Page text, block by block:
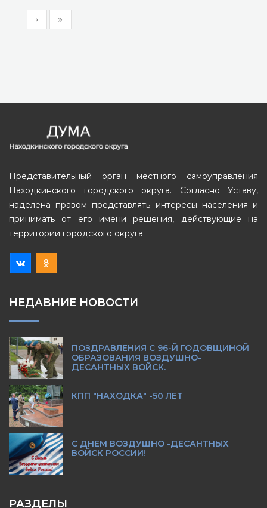
Представительный орган местного самоуправления
Находкинского городского округа. Согласно Уставу,
наделена правом представлять интересы населения и
принимать от его имени решения, действующие на
территории городского округа
НЕДАВНИЕ НОВОСТИ
ПОЗДРАВЛЕНИЯ С 96-Й ГОДОВЩИНОЙ
ОБРАЗОВАНИЯ ВОЗДУШНО-
ДЕСАНТНЫХ ВОЙСК.
КПП "НАХОДКА" -50 ЛЕТ
С ДНЕМ ВОЗДУШНО -ДЕСАНТНЫХ
ВОЙСК РОССИИ!
РАЗДЕЛЫ